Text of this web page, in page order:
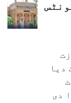
دیا
دی